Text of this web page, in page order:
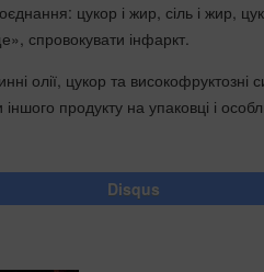
цукор і жир, сіль і жир,
спровокувати інфаркт.
олії, цукор та високофруктозні
продукту на упаковці і
Disqus